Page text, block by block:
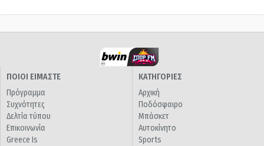
ΠΟΙΟΙ ΕΙΜΑΣΤΕ
Πρόγραμμα
Συχνότητες
Δελτία τύπου
Επικοινωνία
Greece Is
ΚΑΤΗΓΟΡΙΕΣ
Αρχική
Ποδόσφαιρο
Μπάσκετ
Αυτοκίνητο
Sports